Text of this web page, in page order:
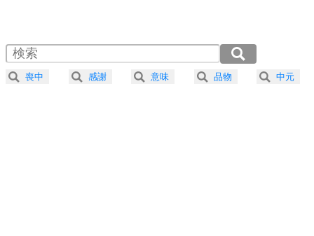
4 器の大きい人は、怒りを優しさで表現する。
プラス思考
2.0倍速 （220KB 56秒）
2.5倍速 （176KB 44秒）
3.0倍速 （147KB 37秒）
喪中 感謝 意味 品物 中元